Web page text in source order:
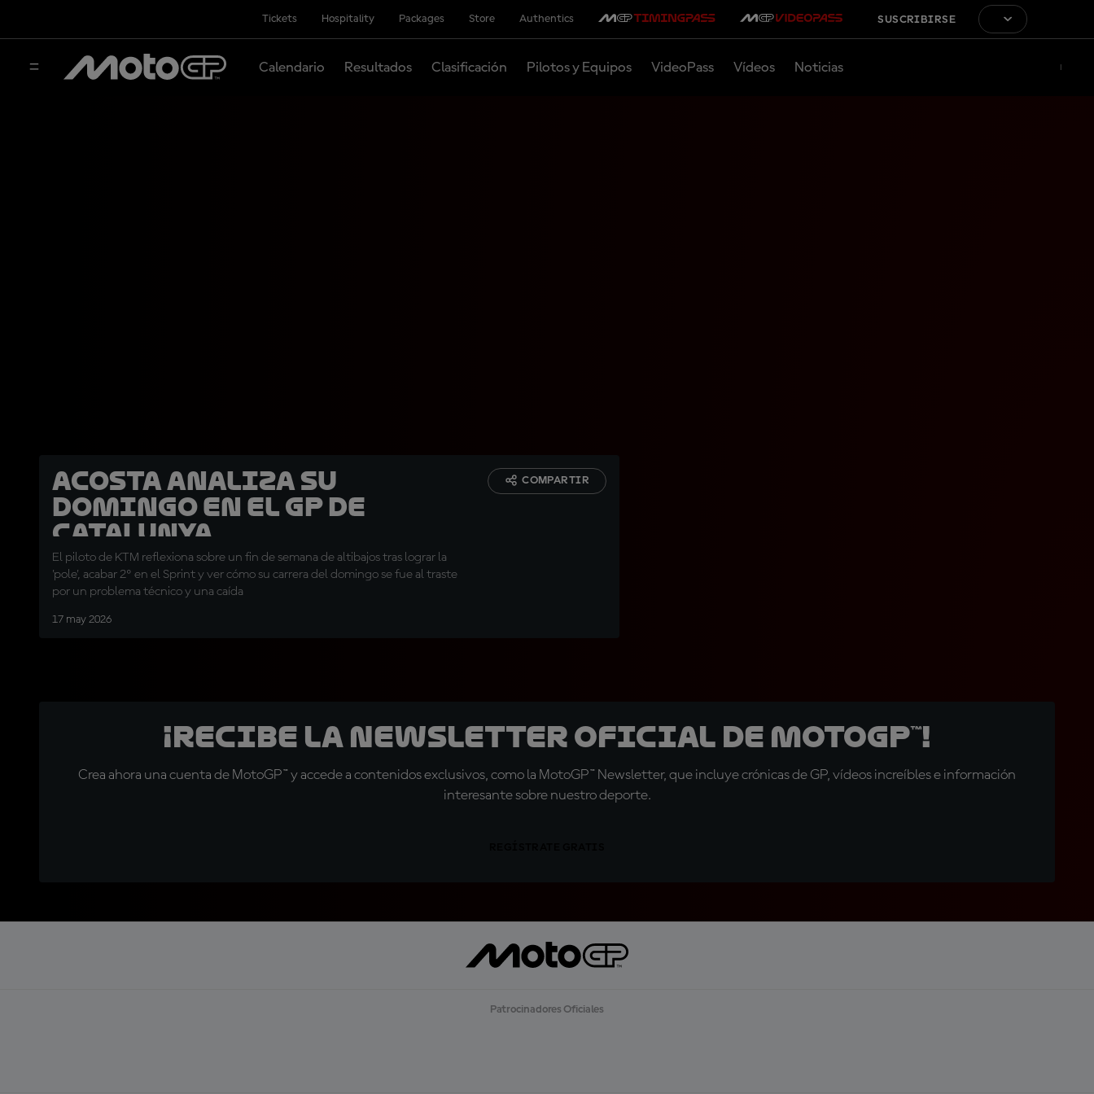
Tickets Hospitality Packages Store Authentics SUSCRIBIRSE
Calendario Resultados Clasificación Pilotos y Equipos VideoPass Vídeos Noticias
Acosta analiza su
domingo en el GP de
Catalunya
El piloto de KTM reflexiona sobre un fin de semana de altibajos tras lograr la
'pole', acabar 2º en el Sprint y ver cómo su carrera del domingo se fue al traste
por un problema técnico y una caída
17 may 2026
COMPARTIR
¡Recibe la Newsletter oficial de MotoGP™!
Crea ahora una cuenta de MotoGP™ y accede a contenidos exclusivos, como la MotoGP™ Newsletter, que incluye crónicas de GP, vídeos increíbles e información
interesante sobre nuestro deporte.
Patrocinadores Oficiales